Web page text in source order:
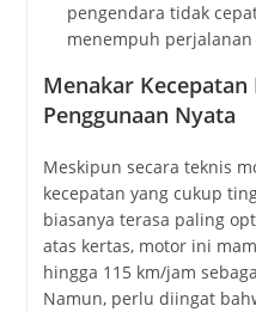
pengendara tidak
menempuh
Menakar
Penggunaan Nyata
Meskipun secara teknis
kecepatan yang cukup
biasanya terasa paling
atas kertas, motor ini
hingga 115 km/jam
Namun, perlu diingat